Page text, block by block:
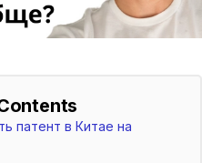
патент в Китае на